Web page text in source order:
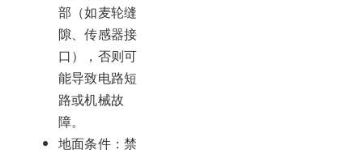
部（如麦轮缝
隙、传感器接
口），否则可
能导致电路短
路或机械故
障。
地面条件：禁